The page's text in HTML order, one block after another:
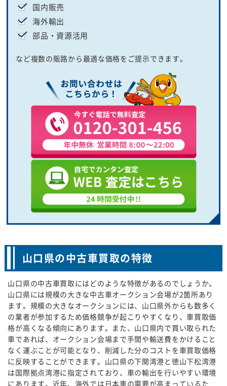
国内販売
海外輸出
部品・資源活用
など複数の販路から最適な価格をご提示できます。
山口県の中古車買取の特徴
山口県の中古車買取にはどのような特徴があるのでしょうか。
山口県には規模の大きな中古車オークション会場が2箇所あり
ます。規模の大きなオークションには、山口県外からも数多く
の業者が参加するため価格競争が起こりやすくなり、車買取価
格が高くなる傾向にあります。また、山口県内で買い取られた
車であれば、オークション会場まで手間や輸送費をかけること
なく運ぶことが可能となり、削減した分のコストを車買取価格
に反映することができます。山口県の下関湾港と徳山下松湾港
は国際拠点湾港に指定されており、車の輸出を行いやすい環境
にあります。近年、海外では日本車の需要が高まっているた